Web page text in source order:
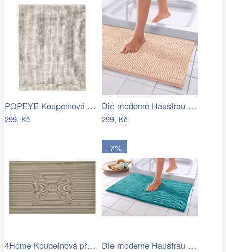
POPEYE Koupelnová předložka 80 x 60 cm …
299,-Kč
Die moderne Hausfrau Koupelnová…
299,-Kč
4Home Koupelnová předložka Infinity, 50…
- 7%
Die moderne Hausfrau Koupelnová…